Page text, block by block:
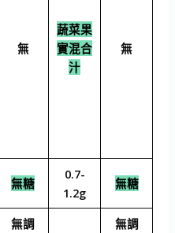
無
蔬菜果
實混合
汁
無
無糖
0.7-
1.2g
無糖
無調
無調